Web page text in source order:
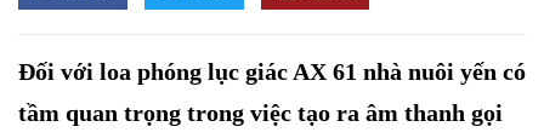
Đối với loa phóng lục giác AX 61 nhà nuôi yến có
tầm quan trọng trong việc tạo ra âm thanh gọi